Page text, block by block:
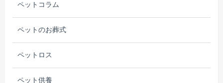
ペットコラム
ペットのお葬式
ペットロス
ペット供養